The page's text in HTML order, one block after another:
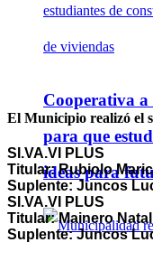
Cooperativa
para que
ideas para
El Municipio realizó el
SI.VA.VI PLUS
Titular: Rubiolo
Suplente: Juncos
SI.VA.VI PLUS
Titular: Mainero
Suplente: Juncos